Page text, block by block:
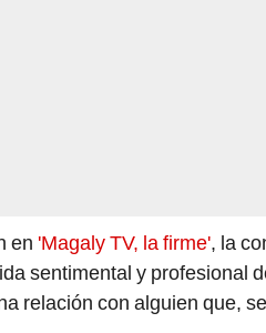
en 'Magaly TV, la firme', la
sentimental y profesional
relación con alguien que,